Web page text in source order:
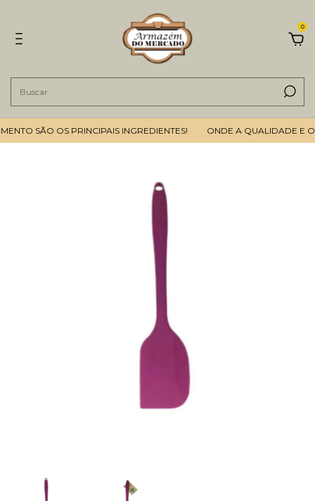
0
SÃO OS PRINCIPAIS INGREDIENTES! ONDE A QUALIDADE E O